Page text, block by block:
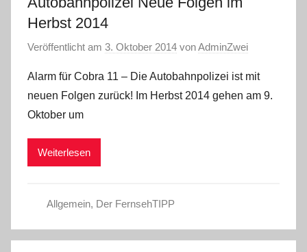
Herbst 2014
Veröffentlicht am 3. Oktober 2014 vonAdminZwei
Alarm für Cobra 11 – Die Autobahnpolizei ist mit
neuen Folgen zurück! Im Herbst 2014 gehen am 9.
Oktober um
Weiterlesen
Allgemein, Der FernsehTIPP